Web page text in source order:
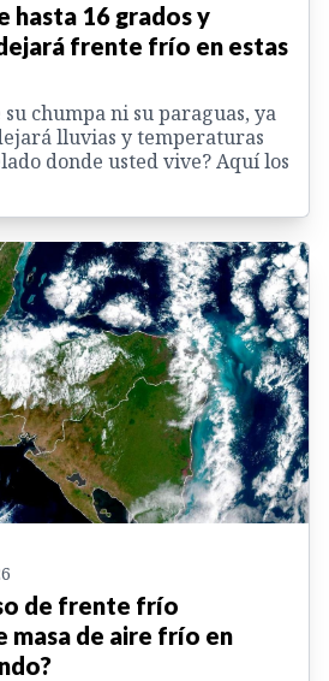
hasta 16 grados y
frente frío en estas
chumpa ni su paraguas, ya
lluvias y temperaturas
donde usted vive? Aquí los
de frente frío
masa de aire frío en